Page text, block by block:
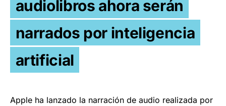
audiolibros ahora serán
narrados por inteligencia
artificial
Apple ha lanzado la narración de audio realizada por